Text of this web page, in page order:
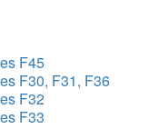
F45
F30, F31, F36
F32
F33